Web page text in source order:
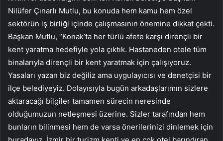
Nilüfer Çınarlı Mutlu, bu konuda hem kamu hem özel
sektörün iş birliği içinde çalışmasının önemine dikkat çekti.
Başkan Mutlu, “Konak’ta her türlü afete karşı dirençli bir
kent yaratma hedefiyle yola çıktık. Hastaneden otele tüm
binalarıyla dirençli bir kent yaratmak için çalışıyoruz.
Yasaları yazan biz değiliz ama uygulayıcısı ve denetçisi bir
ilçe belediyeyiz. Dolayısıyla bugün arkadaşlarımın sizlere
aktaracağı bilgiler tamamen sürecin neresinde
olduğumuzun netleşmesi üzerine. Sizler tarafından hem
bunların bilinmesi hem de varsa önerilerinizi dinlemek için